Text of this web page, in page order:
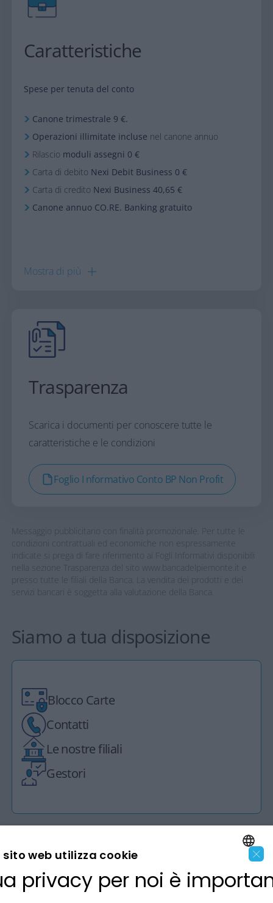
Caratteristiche
Spese per tenuta del conto​
Canone trimestrale 9 €.
Operazioni illimitate incluse nel canone annuo​
Rilascio moduli assegni 0 €​
Carta di debito Nexi Debit Business 0 €​
Carta di credito Nexi Business 40,65 €​
Canone annuo CO.RE. Banking gratuito​
Mostra di più
Trasparenza
Scarica i documenti per conoscere tutte le
caratteristiche e le condizioni
Foglio I nformativo Conto BP Non Profit
Messaggio pubblicitario con finalità promozionale. Per tutte le
condizioni contrattuali ed economiche non espressamente
indicate si prega di fare riferimento ai Fogli Informativi disponibili
nella sezione Trasparenza del sito www.bancadelpiemonte.it e
presso tutte le filiali della Banca. La vendita dei prodotti e dei
servizi bancari è soggetta alla valutazione della Banca.
Siamo a tua disposizione
Blocco Carte
Contatti
Le nostre filiali
Gestori
LA BANCA ENGLISH
×
sito web utilizza cookie
privacy per noi è